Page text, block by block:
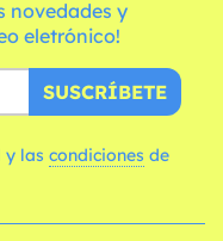
novedades y
eletrónico!
SUSCRÍBETE
y las condiciones